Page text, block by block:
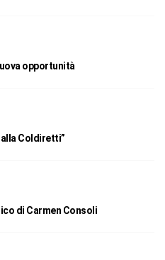
opportunità
Coldiretti”
di Carmen Consoli